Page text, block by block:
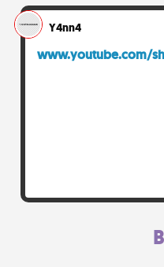
Y4nn4
www.youtube.com/